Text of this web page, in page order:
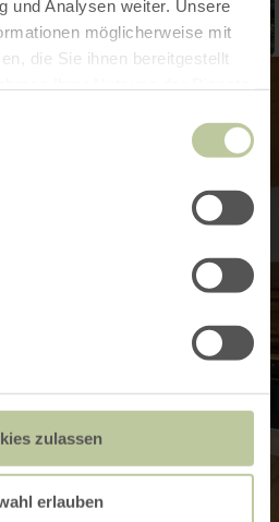
und Analysen weiter. Unsere
möglicherweise mit
die Sie ihnen bereitgestellt
zulassen
erlauben